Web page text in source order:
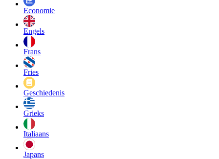
Economie
Engels
Frans
Fries
Geschiedenis
Grieks
Italiaans
Japans